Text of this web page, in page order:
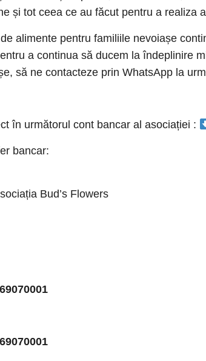
și tot ceea ce au făcut pentru a realiza
alimente pentru familiile nevoiașe
a continua să ducem la îndeplinire
să ne contacteze prin WhatsApp la
în următorul cont bancar al asociației :
bancar:
Bud’s Flowers